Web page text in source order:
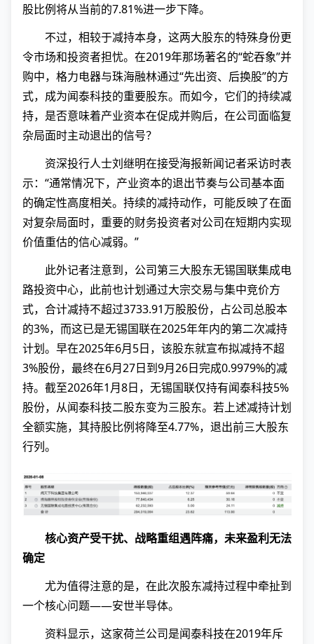
股比例将从当前的7.81%进一步下降。
不过，相较于减持本身，这两大股东的特殊身份更
令市场和投资者担忧。在2019年那场著名的“蛇吞象”并
购中，格力电器与珠海融林通过“先出资、后换股”的方
式，成为闻泰科技的重要股东。而如今，它们的持续减
持，是否意味着产业资本在促成并购后，在公司面临复
杂局面时主动退出的信号？
资深投行人士刘继明在接受海报新闻记者采访时表
示：“通常情况下，产业资本的退出节奏与公司基本面
的确定性高度相关。持续的减持动作，可能反映了在面
对复杂局面时，重要的财务投资者对公司在短期内实现
价值重估的信心减弱。”
此外记者注意到，公司第三大股东无锡国联集成电
路投资中心，此前也计划通过大宗交易与集中竞价方
式，合计减持不超过3733.91万股股份，占公司总股本
的3%，而这已是无锡国联在2025年年内的第二次减持
计划。早在2025年6月5日，该股东就宣布拟减持不超
3%股份，最终在6月27日到9月26日完成0.9979%的减
持。截至2026年1月8日，无锡国联仅持有闻泰科技5%
股份，从闻泰科技二股东变为三股东。若上述减持计划
全额实施，其持股比例将降至4.77%，退出前三大股东
行列。
核心资产受干扰、战略重组遇阵痛，未来盈利无法
确定
尤为值得注意的是，在此次股东减持过程中牵扯到
一个核心问题——安世半导体。
资料显示，这家荷兰公司是闻泰科技在2019年斥